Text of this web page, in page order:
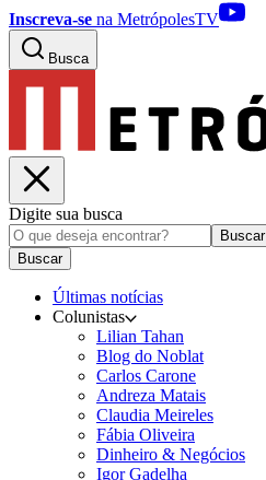
Inscreva-se na MetrópolesTV
Busca
Digite sua busca
Buscar
Buscar
Últimas notícias
Colunistas
Lilian Tahan
Blog do Noblat
Carlos Carone
Andreza Matais
Claudia Meireles
Fábia Oliveira
Dinheiro & Negócios
Igor Gadelha